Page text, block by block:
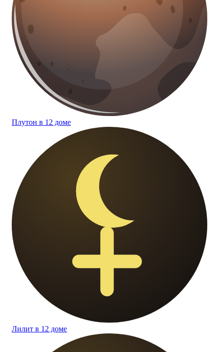
Плутон в 12 доме
Лилит в 12 доме